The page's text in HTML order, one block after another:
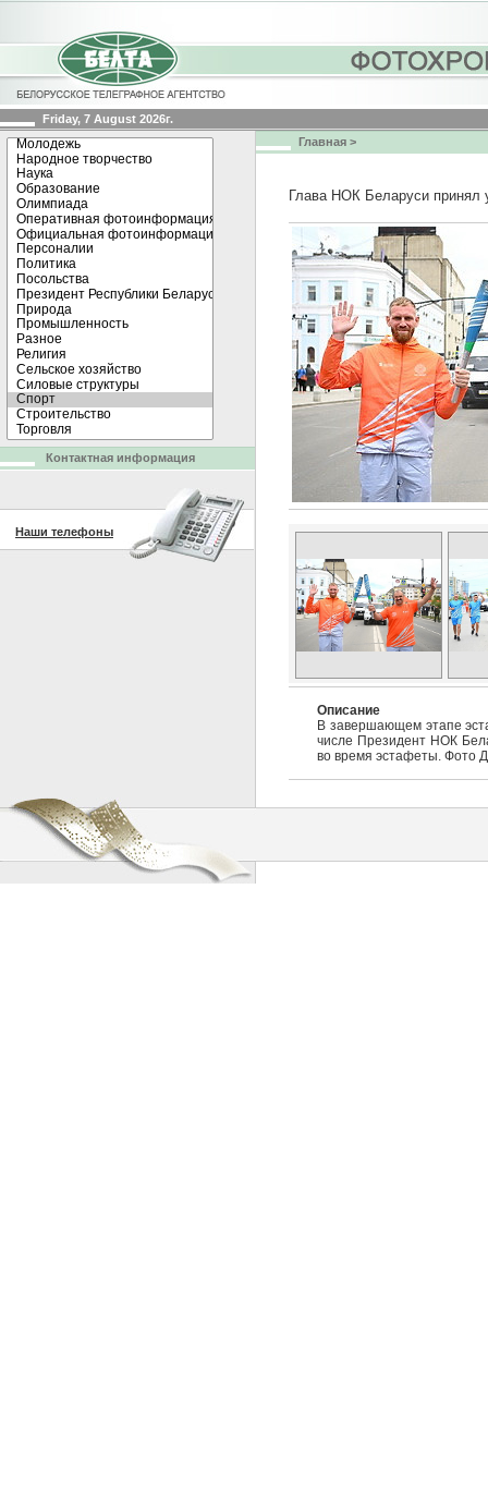
Friday, 7 August 2026г.
Главная >
Глава НОК Беларуси принял
Описание
В завершающем этапе
числе Президент НОК
во время эстафеты. Фото
Контактная информация
Наши телефоны